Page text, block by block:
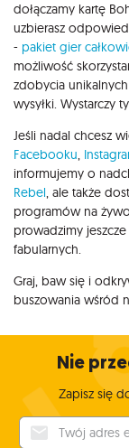
dołączamy kartę
uzbierasz
- pakiet gier
możliwość
zdobycia
wysyłki. Wystarczy
Jeśli nadal chcesz
Facebooku,
informujemy o
Rebel, ale także
programów na
prowadzimy
fabularnych.
Graj, baw się i
buszowania wśród
Nie
Zapisz się